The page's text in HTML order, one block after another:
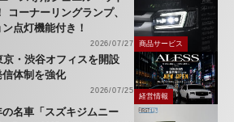
コーナーリングランプ、
点灯機能付き！
2026/07/27 商品サービス
京・渋谷オフィスを開設
体制を強化
2026/07/25
経営情報
名車「スズキジムニー